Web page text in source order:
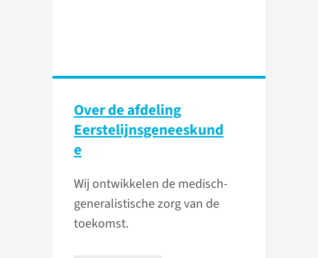
Over de afdeling
Eerstelijnsgeneeskund
e
Wij ontwikkelen de medisch-
generalistische zorg van de
toekomst.